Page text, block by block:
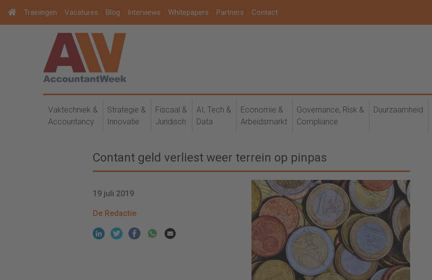
Trainingen Vacatures Blog Interviews Whitepapers Partners Contact
Vaktechniek &
Accountancy
Strategie &
Innovatie
Fiscaal &
Juridisch
AI, Tech &
Data
Economie &
Arbeidsmarkt
Governance, Risk &
Compliance
Duurzaamheid
Contant geld verliest weer terrein op pinpas
19 juli 2019
De Redactie